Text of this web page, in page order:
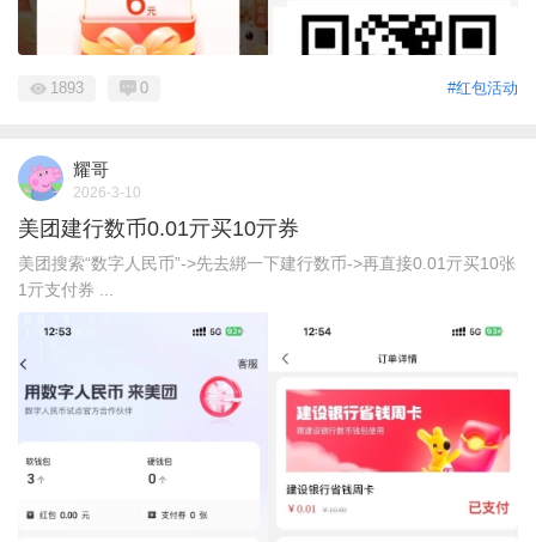
#红包活动
1893 0
耀哥
2026-3-10
美团建行数币0.01亓买10亓券
美团搜索“数字人民币”->先去綁一下建行数币->再直接0.01亓买10张
1亓支付券 ...